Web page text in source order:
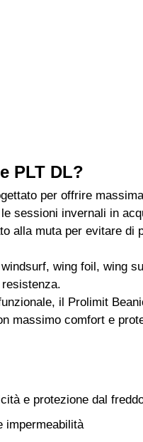
PLT DL?
per offrire
sessioni invernali in
alla muta per evitare di
wing foil, wing
il Prolimit
massimo comfort e
e protezione dal
impermeabilità